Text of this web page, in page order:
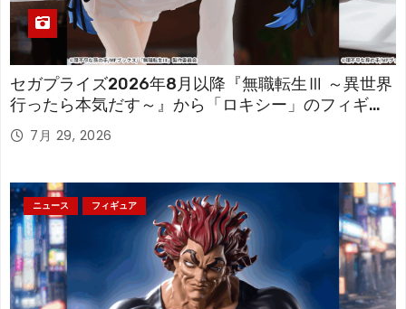
セガプライズ2026年8月以降『無職転生Ⅲ ～異世界
行ったら本気だす～』から「ロキシー」のフィギュ
アが登場！
7月 29, 2026
ニュース フィギュア